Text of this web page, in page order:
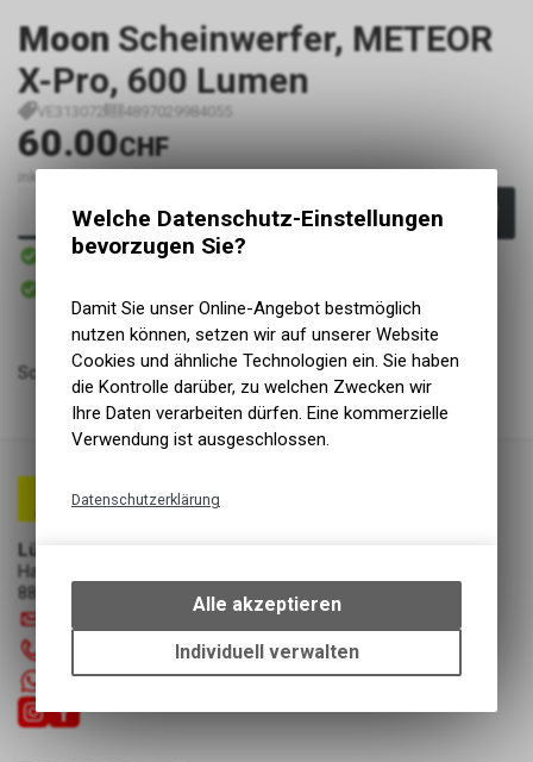
Moon Scheinwerfer, METEOR
X-Pro, 600 Lumen
VE313072 4897029984055
60.00CHF
inkl. MwSt., zzgl.
In den Warenkorb
Sofort verfügbar
Abholung Lüscher Motor- & Bike World
Scheinwerfer, METEOR X-Pro, 600 Lumen
Lüscher Motor- & Bike World
Hauptstrasse 29a
8867 Niederurnen
+41 55 6103131
Welche Datenschutz-Einstellungen
bevorzugen Sie?
Damit Sie unser Online-Angebot bestmöglich
nutzen können, setzen wir auf unserer Website
Cookies und ähnliche Technologien ein. Sie haben
die Kontrolle darüber, zu welchen Zwecken wir
Ihre Daten verarbeiten dürfen. Eine kommerzielle
Verwendung ist ausgeschlossen.
Datenschutzerklärung
bestimmte Interaktionen und
Einstellungen auf Ihrem Gerät,
um die grundlegenden
Funktionen unseres Online-
Alle akzeptieren
Individuell verwalten